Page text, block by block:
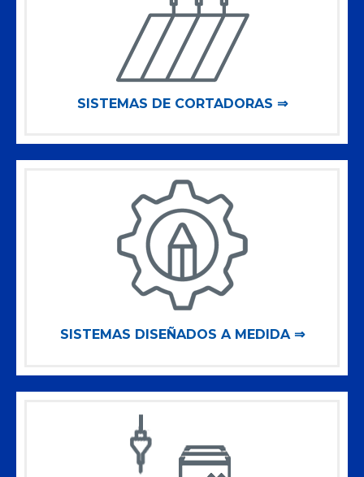
SISTEMAS DE CORTADORAS ⇒
SISTEMAS DISEÑADOS A MEDIDA ⇒